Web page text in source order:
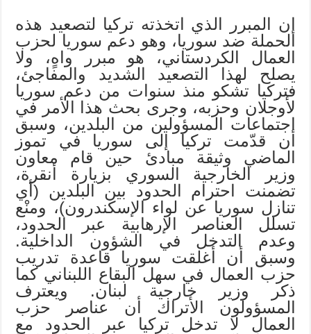
إن المبرر الذي اتخذته تركيا لتصعيد هذه
الحملة ضد سوريا، وهو دعم سوريا لحزب
العمال الكردستاني، هو مبرر واهٍ، ولا
يصلح لهذا التصعيد الشديد والمفاجئ،
فتركيا تشكو منذ سنوات من دعم سوريا
لأوجلان وحزبه، وجرى بحث هذا الأمر في
اجتماعات المسؤولين من البلدين، وسبق
أن قدّمت تركيا إلى سوريا في تموز
الماضي وثيقة مبادئ حين قام معاون
وزير الخارجية السوري بزيارة أنقرة،
تضمنت احترام الحدود بين البلدين (أي
تنازل سوريا عن لواء الإسكندرون)، ومنْع
تسلل العناصر الإرهابية عبر الحدود،
وعدم التدخل في الشؤون الداخلية.
وسبق أن أغلقت سوريا قاعدة تدريب
حزب العمال في سهل البقاع اللبناني كما
ذكر وزير خارجية لبنان. ويعترف
المسؤولون الأتراك أن عناصر حزب
العمال لا تدخل تركيا عبر الحدود مع